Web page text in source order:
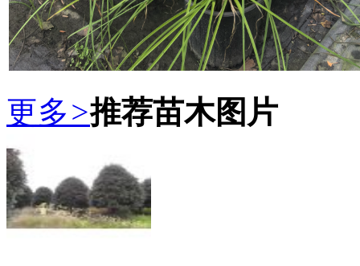
更多>推荐苗木图片